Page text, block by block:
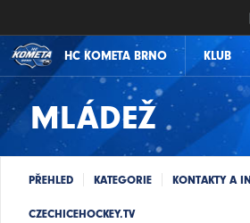
HC KOMETA BRNO KLUB
MLÁDEŽ
PŘEHLED KATEGORIE KONTAKTY A
CZECHICEHOCKEY.TV